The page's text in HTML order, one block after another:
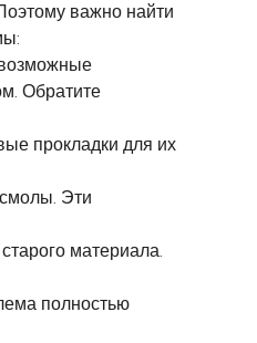
важно найти
Обратите
прокладки для их
Эти
материала.
полностью